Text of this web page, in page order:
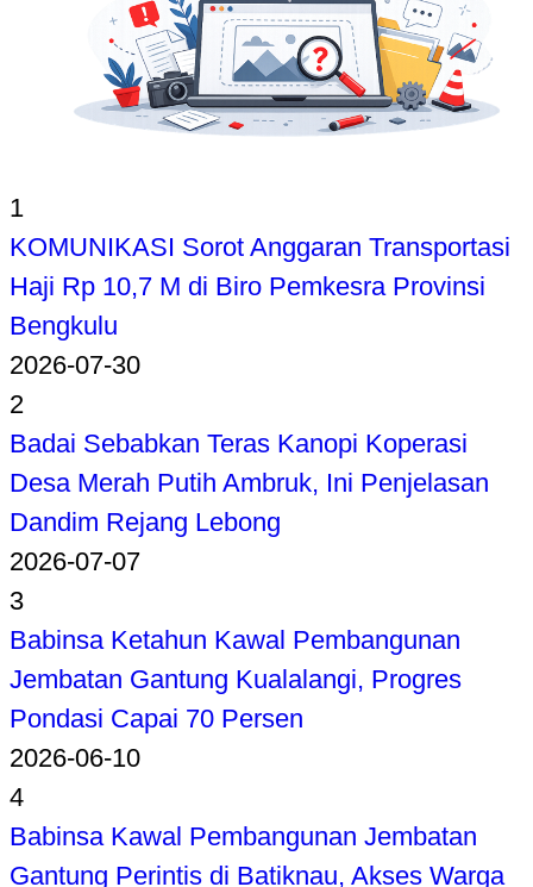
1
KOMUNIKASI Sorot Anggaran Transportasi
Haji Rp 10,7 M di Biro Pemkesra Provinsi
Bengkulu
2026-07-30
2
Badai Sebabkan Teras Kanopi Koperasi
Desa Merah Putih Ambruk, Ini Penjelasan
Dandim Rejang Lebong
2026-07-07
3
Babinsa Ketahun Kawal Pembangunan
Jembatan Gantung Kualalangi, Progres
Pondasi Capai 70 Persen
2026-06-10
4
Babinsa Kawal Pembangunan Jembatan
Gantung Perintis di Batiknau, Akses Warga